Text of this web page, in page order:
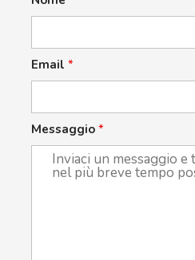
Email *
Messaggio *